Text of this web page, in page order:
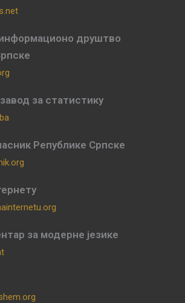
информационо друштво
за статистику
Републике Српске
за модерне језике